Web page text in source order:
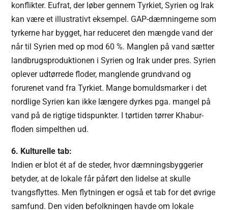
konflikter. Eufrat, der løber gennem Tyrkiet, Syrien og Irak
kan være et illustrativt eksempel. GAP-dæmningerne som
tyrkerne har bygget, har reduceret den mængde vand der
når til Syrien med op mod 60 %. Manglen på vand sætter
landbrugsproduktionen i Syrien og Irak under pres. Syrien
oplever udtørrede floder, manglende grundvand og
forurenet vand fra Tyrkiet. Mange bomuldsmarker i det
nordlige Syrien kan ikke længere dyrkes pga. mangel på
vand på de rigtige tidspunkter. I tørtiden tørrer Khabur-
floden simpelthen ud.
6. Kulturelle tab:
Indien er blot ét af de steder, hvor dæmningsbyggerier
betyder, at de lokale får påført den lidelse at skulle
tvangsflyttes. Men flytningen er også et tab for det øvrige
samfund. Den viden befolkningen havde om lokale